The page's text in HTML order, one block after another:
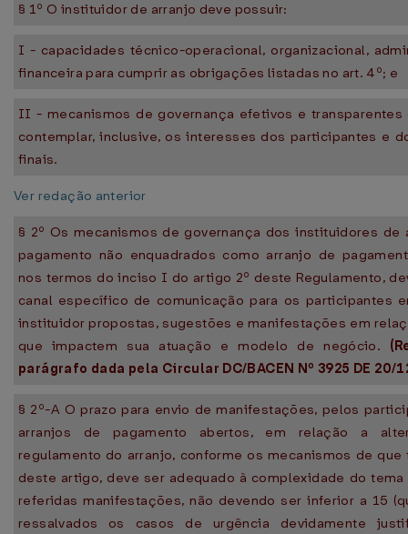
§ 1º O instituidor de arranjo deve possuir:
I - capacidades técnico-operacional, organizacional,
financeira para cumprir as obrigações listadas no art. 4º; e
II - mecanismos de governança efetivos e transparentes
contemplar, inclusive, os interesses dos participantes e
finais.
Ver redação anterior
§ 2º Os mecanismos de governança dos instituidores de
pagamento não enquadrados como arranjo de
nos termos do inciso I do artigo 2º deste Regulamento,
canal específico de comunicação para os participantes
instituidor propostas, sugestões e manifestações em
que impactem sua atuação e modelo de negócio.
parágrafo dada pela Circular DC/BACEN Nº 3925 DE 20/
§ 2º-A O prazo para envio de manifestações, pelos
arranjos de pagamento abertos, em relação a
regulamento do arranjo, conforme os mecanismos de que
deste artigo, deve ser adequado à complexidade do
referidas manifestações, não devendo ser inferior a 15
ressalvados os casos de urgência devidamente